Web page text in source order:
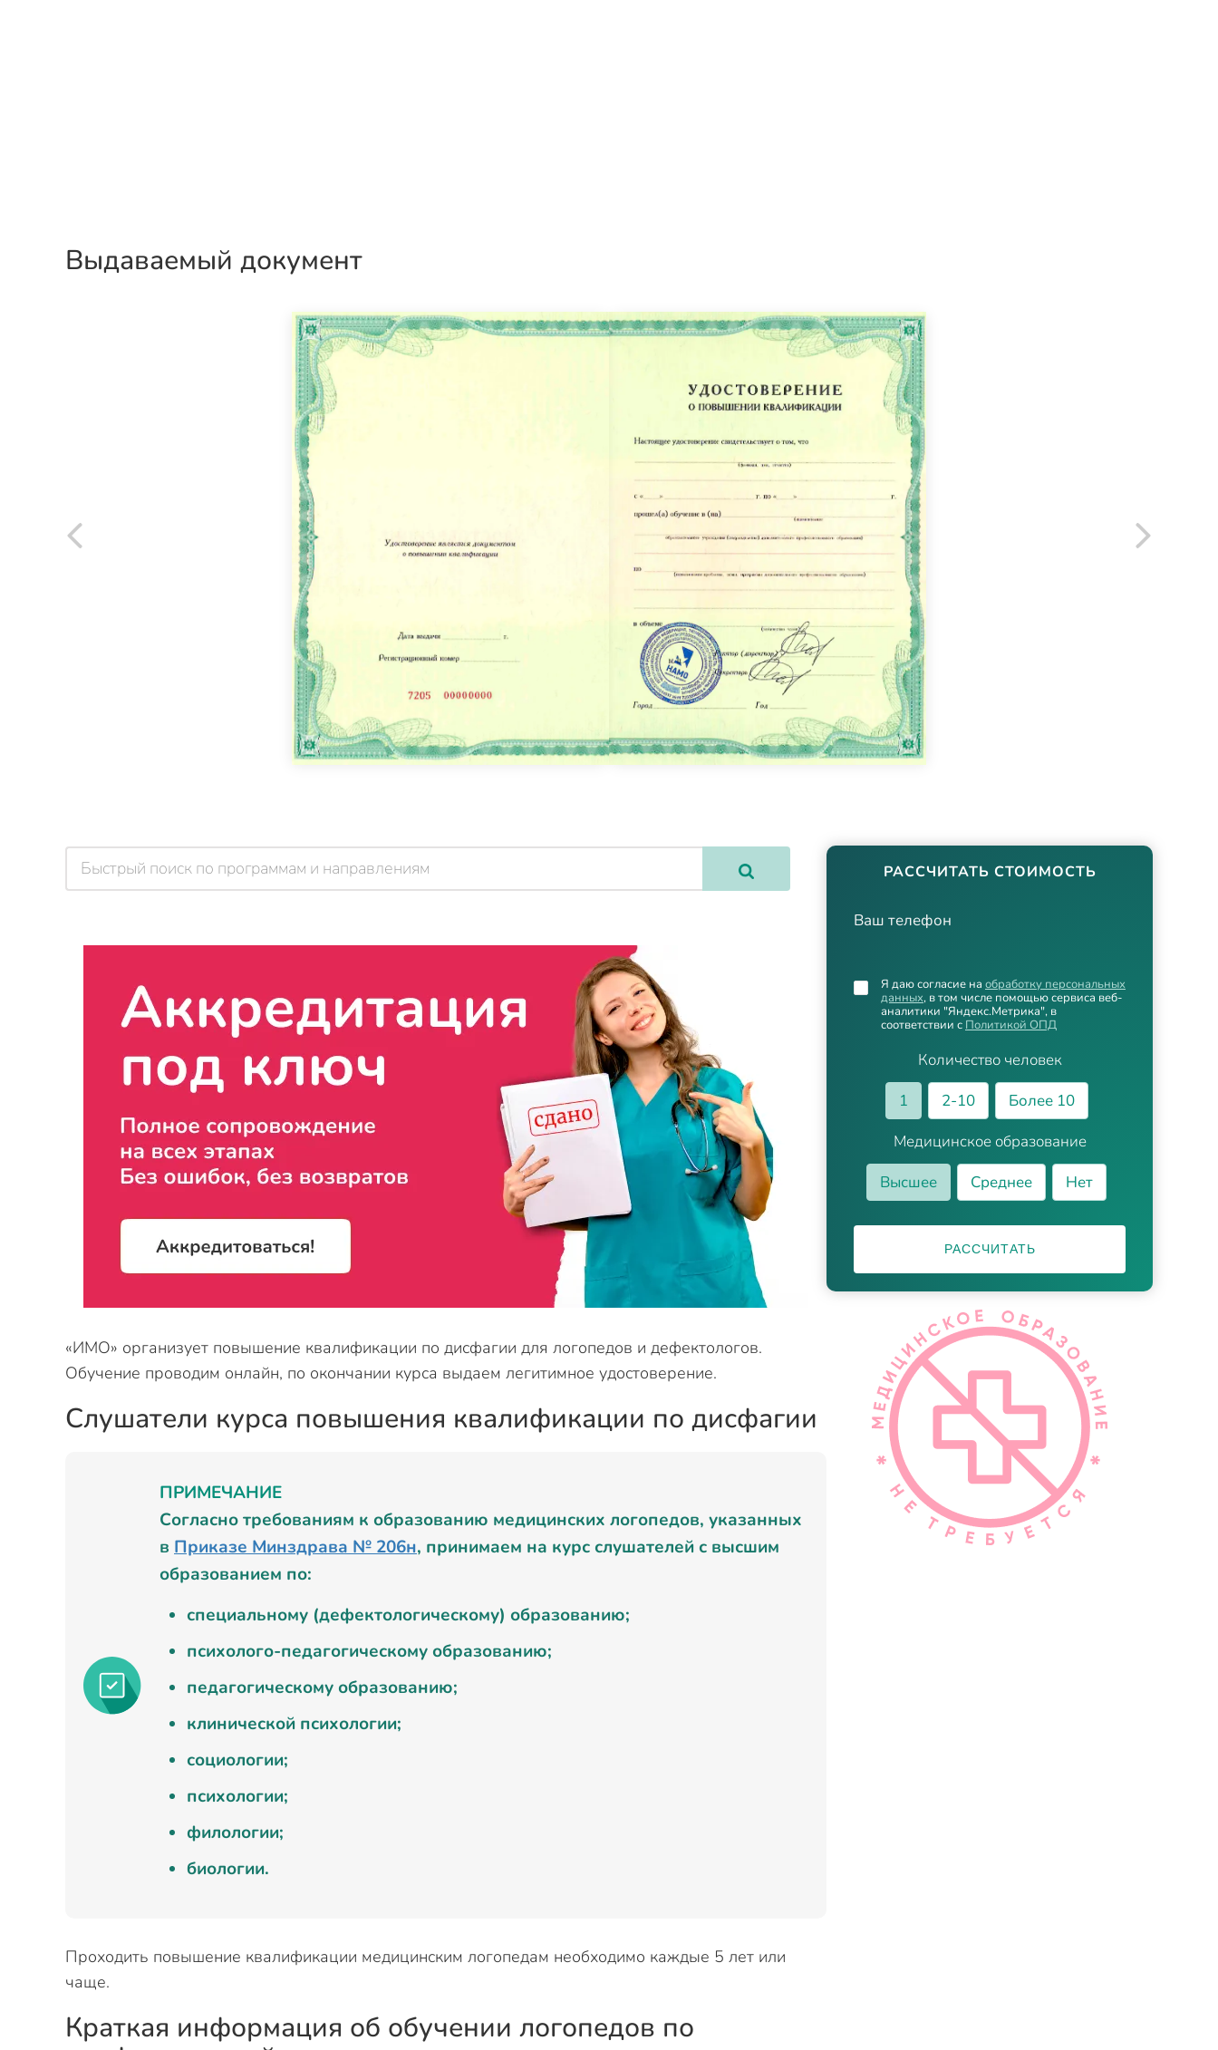
Выдаваемый документ
РАССЧИТАТЬ СТОИМОСТЬ
Ваш телефон
Количество человек
1
2-10
Более 10
Медицинское образование
Высшее
Среднее Нет
Я даю согласие на обработку персональных
данных, в том числе помощью сервиса веб-
аналитики "Яндекс.Метрика", в
соответствии с Политикой ОПД
РАССЧИТАТЬ
«ИМО» организует повышение квалификации по дисфагии для логопедов и дефектологов.
Обучение проводим онлайн, по окончании курса выдаем легитимное удостоверение.
Слушатели курса повышения квалификации по дисфагии
ПРИМЕЧАНИЕ
Согласно требованиям к образованию медицинских логопедов, указанных
в Приказе Минздрава № 206н, принимаем на курс слушателей с высшим
образованием по:
специальному (дефектологическому) образованию;
психолого-педагогическому образованию;
педагогическому образованию;
клинической психологии;
социологии;
психологии;
филологии;
биологии.
Проходить повышение квалификации медицинским логопедам необходимо каждые 5 лет или
чаще.
Краткая информация об обучении логопедов по